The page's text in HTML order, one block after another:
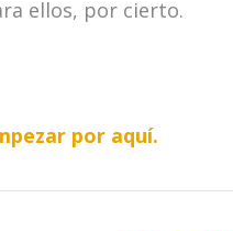
ellos, por cierto.
por aquí.